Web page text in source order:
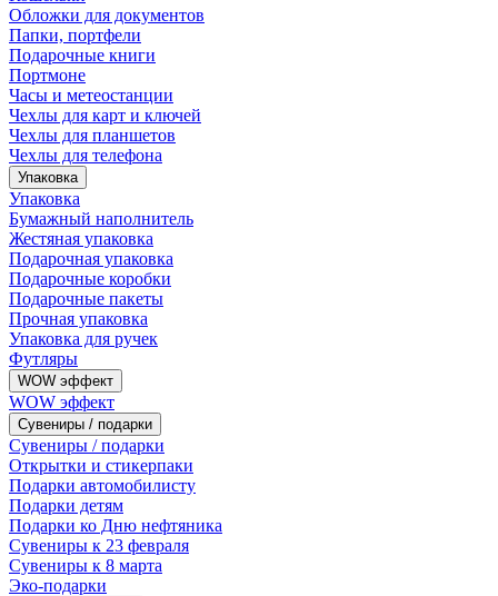
Обложки для документов
Папки, портфели
Подарочные книги
Портмоне
Часы и метеостанции
Чехлы для карт и ключей
Чехлы для планшетов
Чехлы для телефона
Упаковка
Упаковка
Бумажный наполнитель
Жестяная упаковка
Подарочная упаковка
Подарочные коробки
Подарочные пакеты
Прочная упаковка
Упаковка для ручек
Футляры
WOW эффект
WOW эффект
Сувениры / подарки
Сувениры / подарки
Открытки и стикерпаки
Подарки автомобилисту
Подарки детям
Подарки ко Дню нефтяника
Сувениры к 23 февраля
Сувениры к 8 марта
Эко-подарки